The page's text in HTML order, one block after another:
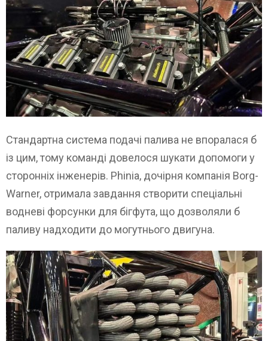
Стандартна система подачі палива не впоралася б
із цим, тому команді довелося шукати допомоги у
сторонніх інженерів. Phinia, дочірня компанія Borg-
Warner, отримала завдання створити спеціальні
водневі форсунки для бігфута, що дозволяли б
паливу надходити до могутнього двигуна.